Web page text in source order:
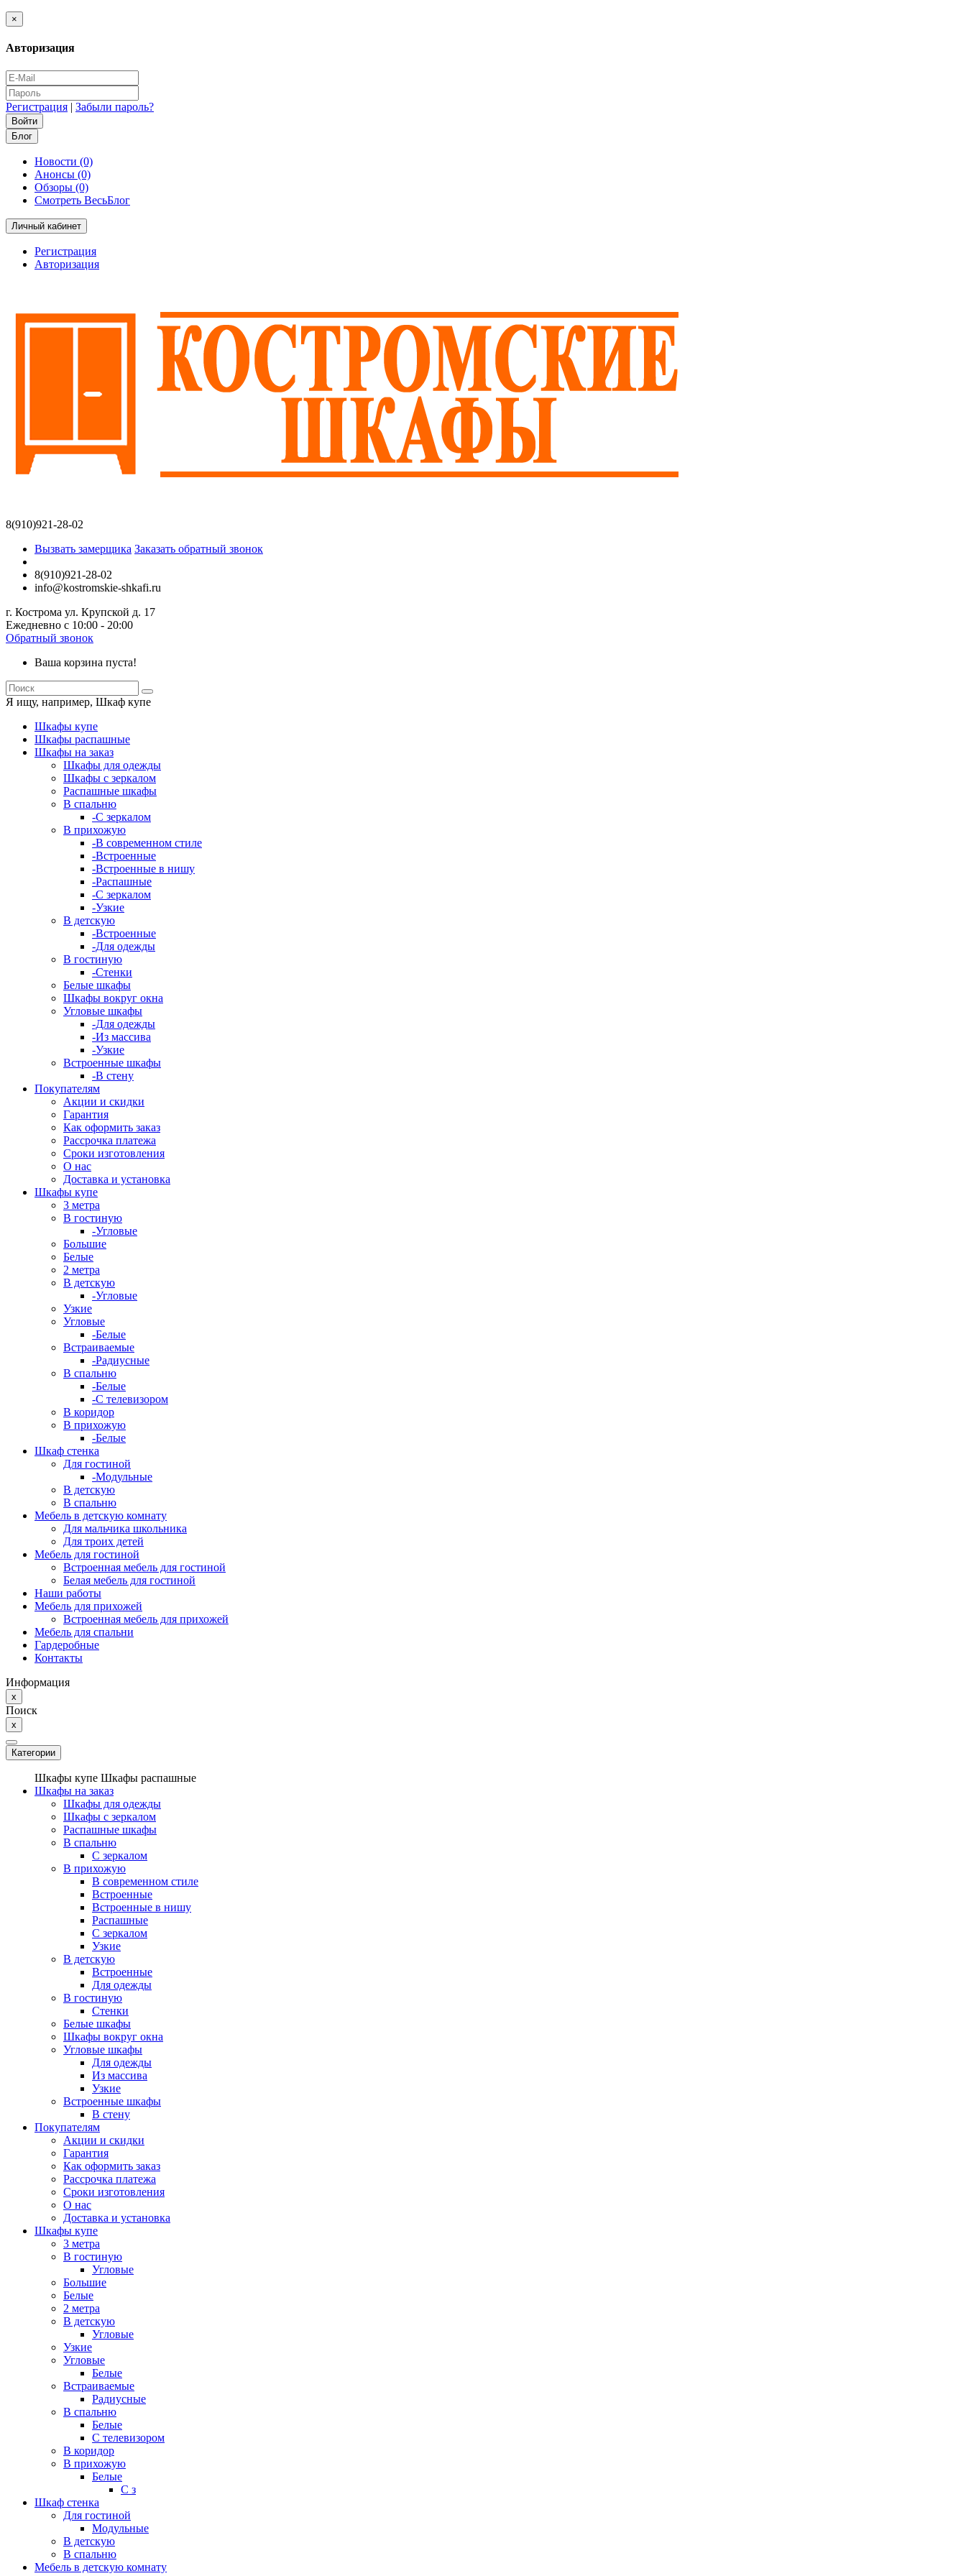
×
Авторизация
Регистрация | Забыли пароль?
Блог
Новости (0)
Анонсы (0)
Обзоры (0)
Смотреть ВесьБлог
Личный кабинет
Регистрация
Авторизация
8(910)921-28-02
Вызвать замерщика Заказать обратный звонок
8(910)921-28-02
info@kostromskie-shkafi.ru
г. Кострома ул. Крупской д. 17
Ежедневно с 10:00 - 20:00
Обратный звонок
Ваша корзина пуста!
Я ищу, например, Шкаф купе
Шкафы купе
Шкафы распашные
Шкафы на заказ
Шкафы для одежды
Шкафы с зеркалом
Распашные шкафы
В спальню
-С зеркалом
В прихожую
-В современном стиле
-Встроенные
-Встроенные в нишу
-Распашные
-С зеркалом
-Узкие
В детскую
-Встроенные
-Для одежды
В гостиную
-Стенки
Белые шкафы
Шкафы вокруг окна
Угловые шкафы
-Для одежды
-Из массива
-Узкие
Встроенные шкафы
-В стену
Покупателям
Акции и скидки
Гарантия
Как оформить заказ
Рассрочка платежа
Сроки изготовления
О нас
Доставка и установка
Шкафы купе
3 метра
В гостиную
-Угловые
Большие
Белые
2 метра
В детскую
-Угловые
Узкие
Угловые
-Белые
Встраиваемые
-Радиусные
В спальню
-Белые
-С телевизором
В коридор
В прихожую
-Белые
Шкаф стенка
Для гостиной
-Модульные
В детскую
В спальню
Мебель в детскую комнату
Для мальчика школьника
Для троих детей
Мебель для гостиной
Встроенная мебель для гостиной
Белая мебель для гостиной
Наши работы
Мебель для прихожей
Встроенная мебель для прихожей
Мебель для спальни
Гардеробные
Контакты
Информация
x
Поиск
x
Категории
Шкафы купе Шкафы распашные
Шкафы на заказ
Шкафы для одежды
Шкафы с зеркалом
Распашные шкафы
В спальню
С зеркалом
В прихожую
В современном стиле
Встроенные
Встроенные в нишу
Распашные
С зеркалом
Узкие
В детскую
Встроенные
Для одежды
В гостиную
Стенки
Белые шкафы
Шкафы вокруг окна
Угловые шкафы
Для одежды
Из массива
Узкие
Встроенные шкафы
В стену
Покупателям
Акции и скидки
Гарантия
Как оформить заказ
Рассрочка платежа
Сроки изготовления
О нас
Доставка и установка
Шкафы купе
3 метра
В гостиную
Угловые
Большие
Белые
2 метра
В детскую
Угловые
Узкие
Угловые
Белые
Встраиваемые
Радиусные
В спальню
Белые
С телевизором
В коридор
В прихожую
Белые
С з
Шкаф стенка
Для гостиной
Модульные
В детскую
В спальню
Мебель в детскую комнату